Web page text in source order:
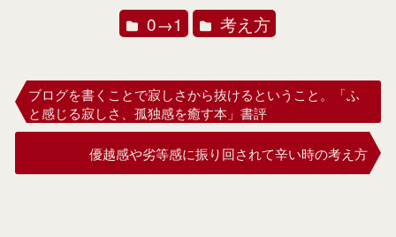
0→1 考え方
ブログを書くことで寂しさから抜けるということ。「ふ
と感じる寂しさ、孤独感を癒す本」書評
優越感や劣等感に振り回されて辛い時の考え方